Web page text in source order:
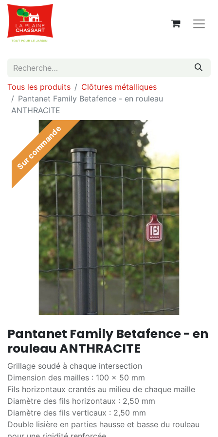
Tous les produits
Clôtures métalliques
Pantanet Family Betafence - en rouleau
ANTHRACITE
Sur commande
Pantanet Family Betafence - en
rouleau ANTHRACITE
Grillage soudé à chaque intersection
Dimension des mailles : 100 x 50 mm
Fils horizontaux crantés au milieu de chaque maille
Diamètre des fils horizontaux : 2,50 mm
Diamètre des fils verticaux : 2,50 mm
Double lisière en parties hausse et basse du rouleau